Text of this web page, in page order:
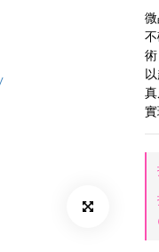
術
真